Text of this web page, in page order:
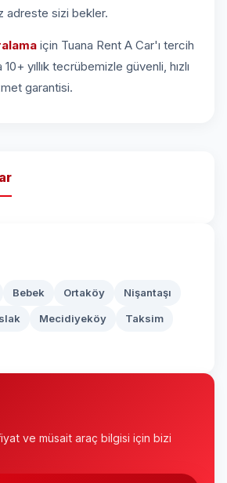
adreste sizi bekler.
için Tuana Rent A Car'ı tercih
yıllık tecrübemizle güvenli, hızlı
garantisi.
Bebek Ortaköy Nişantaşı
Mecidiyeköy Taksim
ve müsait araç bilgisi için bizi